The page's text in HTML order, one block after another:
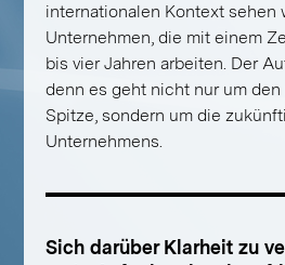
internationalen Kontext sehen
Unternehmen, die mit einem
bis vier Jahren arbeiten. Der
denn es geht nicht nur um
Spitze, sondern um die
Unternehmens.
Sich darüber Klarheit zu